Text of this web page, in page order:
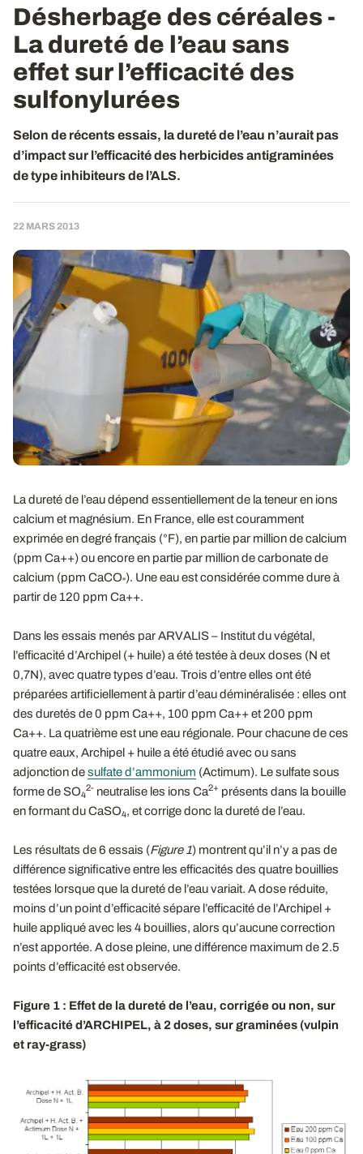
Désherbage des céréales -
La dureté de l’eau sans
effet sur l’efficacité des
sulfonylurées
Selon de récents essais, la dureté de l’eau n’aurait pas
d’impact sur l’efficacité des herbicides antigraminées
de type inhibiteurs de l’ALS.
22 MARS 2013
La dureté de l’eau dépend essentiellement de la teneur en ions
calcium et magnésium. En France, elle est couramment
exprimée en degré français (°F), en partie par million de calcium
(ppm Ca++) ou encore en partie par million de carbonate de
calcium (ppm CaCO"). Une eau est considérée comme dure à
partir de 120 ppm Ca++.
Dans les essais menés par ARVALIS – Institut du végétal,
l’efficacité d’Archipel (+ huile) a été testée à deux doses (N et
0,7N), avec quatre types d’eau. Trois d’entre elles ont été
préparées artificiellement à partir d’eau déminéralisée : elles ont
des duretés de 0 ppm Ca++, 100 ppm Ca++ et 200 ppm
Ca++. La quatrième est une eau régionale. Pour chacune de ces
quatre eaux, Archipel + huile a été étudié avec ou sans
adjonction desulfate d’ammonium (Actimum). Le sulfate sous
forme de SO4
2- neutralise les ions Ca2+ présents dans la bouille
en formant du CaSO4, et corrige donc la dureté de l’eau.
Les résultats de 6 essais (Figure 1) montrent qu’il n’y a pas de
différence significative entre les efficacités des quatre bouillies
testées lorsque que la dureté de l’eau variait. A dose réduite,
moins d’un point d’efficacité sépare l’efficacité de l’Archipel +
huile appliqué avec les 4 bouillies, alors qu’aucune correction
n’est apportée. A dose pleine, une différence maximum de 2.5
points d’efficacité est observée.
Figure 1 : Effet de la dureté de l’eau, corrigée ou non, sur
l’efficacité d’ARCHIPEL, à 2 doses, sur graminées (vulpin
et ray-grass)